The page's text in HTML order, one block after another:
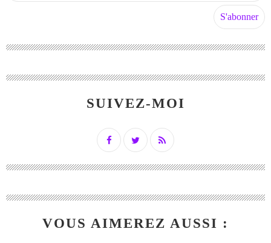
SUIVEZ-MOI
VOUS AIMEREZ AUSSI :